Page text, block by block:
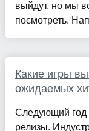
выйдут, но мы
посмотреть.
Какие игры
ожидаемых
Следующий год
релизы.